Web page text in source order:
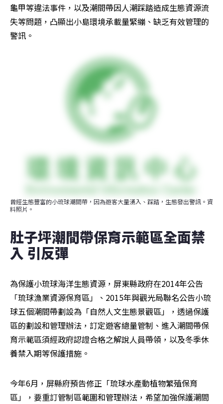
龜甲等違法事件，以及潮間帶因人潮踩踏造成生態資源流
失等問題，凸顯出小島環境承載量緊繃、缺乏有效管理的
警訊。
曾經生態豐富的小琉球潮間帶，因為遊客大量湧入、踩踏，生態發出警訊。資
料照片。
肚子坪潮間帶保育示範區全面禁
入 引反彈
為保護小琉球海洋生態資源，屏東縣政府在2014年公告
「琉球漁業資源保育區」、2015年與觀光局聯名公告小琉
球五個潮間帶劃設為「自然人文生態景觀區」，透過保護
區的劃設和管理辦法，訂定遊客總量管制、進入潮間帶保
育示範區須經政府認證合格之解說人員帶領，以及冬季休
養禁入期等保護措施。
今年6月，屏縣府預告修正「琉球水產動植物繁殖保育
區」，要重訂管制區範圍和管理辦法，希望加強保護潮間